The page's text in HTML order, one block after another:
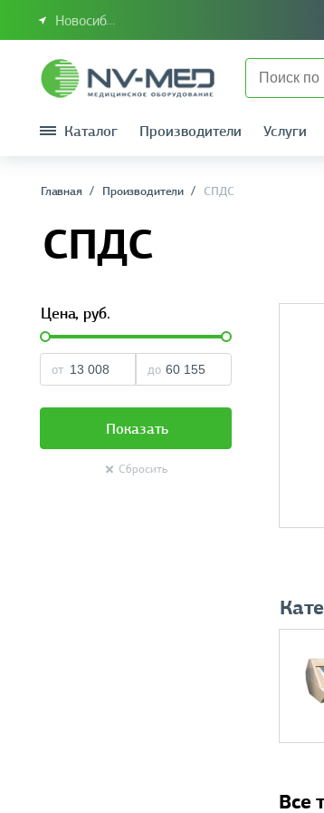
Новосибирск или Сибирский федеральный
Каталог Производители Услуги
Главная Производители СПДС
СПДС
Цена, руб.
от до
Показать
Сбросить
Все